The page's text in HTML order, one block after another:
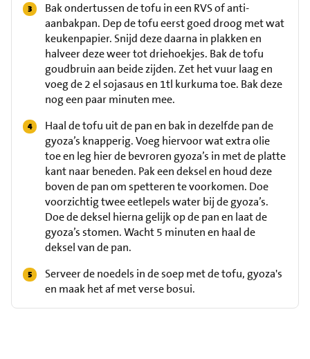
Bak ondertussen de tofu in een RVS of anti-
aanbakpan. Dep de tofu eerst goed droog met wat
keukenpapier. Snijd deze daarna in plakken en
halveer deze weer tot driehoekjes. Bak de tofu
goudbruin aan beide zijden. Zet het vuur laag en
voeg de 2 el sojasaus en 1tl kurkuma toe. Bak deze
nog een paar minuten mee.
Haal de tofu uit de pan en bak in dezelfde pan de
gyoza’s knapperig. Voeg hiervoor wat extra olie
toe en leg hier de bevroren gyoza’s in met de platte
kant naar beneden. Pak een deksel en houd deze
boven de pan om spetteren te voorkomen. Doe
voorzichtig twee eetlepels water bij de gyoza’s.
Doe de deksel hierna gelijk op de pan en laat de
gyoza’s stomen. Wacht 5 minuten en haal de
deksel van de pan.
Serveer de noedels in de soep met de tofu, gyoza's
en maak het af met verse bosui.